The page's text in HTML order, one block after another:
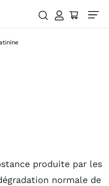
produite par les
normale de